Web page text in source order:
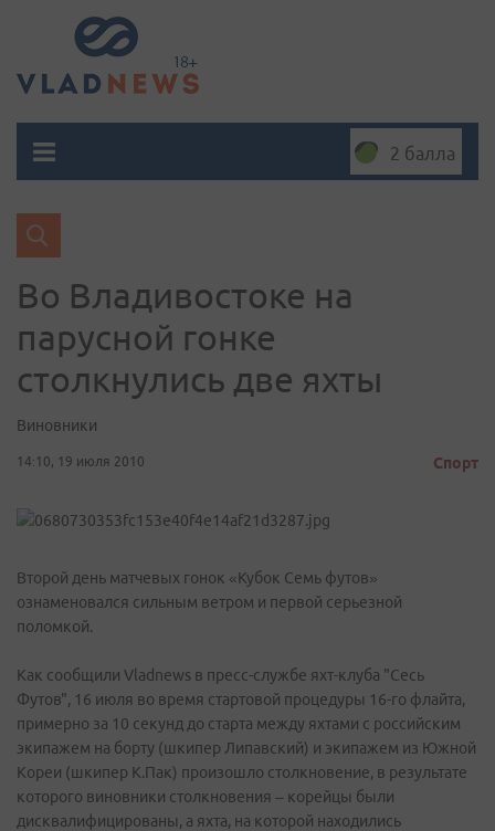
2 балла
Во Владивостоке на
парусной гонке
столкнулись две яхты
Виновники
14:10, 19 июля 2010 Спорт
Второй день матчевых гонок «Кубок Семь футов»
ознаменовался сильным ветром и первой серьезной
поломкой.
Как сообщили Vladnews в пресс-службе яхт-клуба "Сесь
Футов", 16 июля во время стартовой процедуры 16-го флайта,
примерно за 10 секунд до старта между яхтами с российским
экипажем на борту (шкипер Липавский) и экипажем из Южной
Кореи (шкипер К.Пак) произошло столкновение, в результате
которого виновники столкновения – корейцы были
дисквалифицированы, а яхта, на которой находились